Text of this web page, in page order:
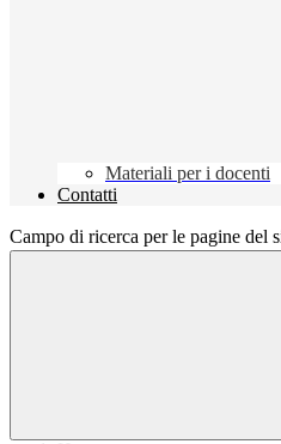
Materiali per i docenti
Contatti
Campo di ricerca per le pagine del